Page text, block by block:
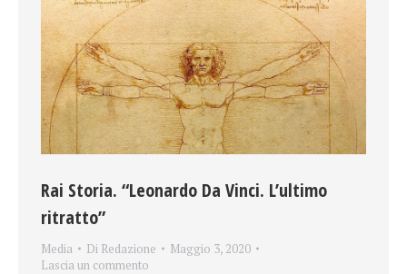
Rai Storia. “Leonardo Da Vinci. L’ultimo
ritratto”
Media Di Redazione
Maggio 3, 2020
Lascia un commento